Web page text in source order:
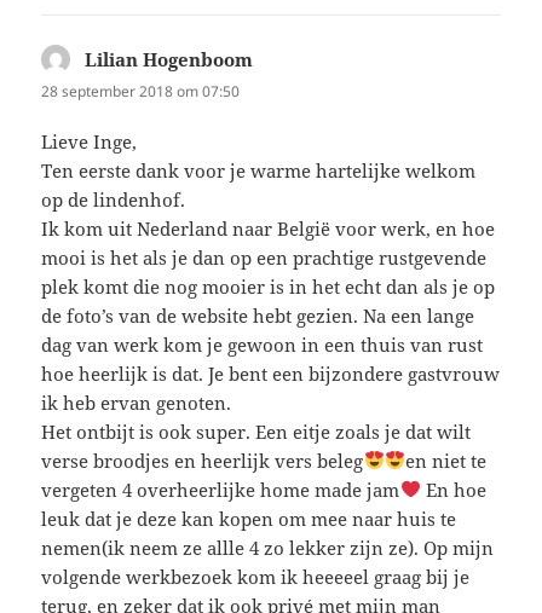
Lilian Hogenboom
28 september 2018 om 07:50
Lieve Inge,
Ten eerste dank voor je warme hartelijke welkom
op de lindenhof.
Ik kom uit Nederland naar België voor werk, en hoe
mooi is het als je dan op een prachtige rustgevende
plek komt die nog mooier is in het echt dan als je op
de foto’s van de website hebt gezien. Na een lange
dag van werk kom je gewoon in een thuis van rust
hoe heerlijk is dat. Je bent een bijzondere gastvrouw
ik heb ervan genoten.
Het ontbijt is ook super. Een eitje zoals je dat wilt
verse broodjes en heerlijk vers beleg
en niet te
vergeten 4 overheerlijke home made jam
En hoe
leuk dat je deze kan kopen om mee naar huis te
nemen(ik neem ze allle 4 zo lekker zijn ze). Op mijn
volgende werkbezoek kom ik heeeeel graag bij je
terug, en zeker dat ik ook privé met mijn man